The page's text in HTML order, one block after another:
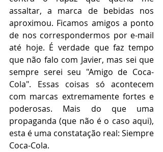
assaltar, a marca de bebidas nos
aproximou. Ficamos amigos a ponto
de nos correspondermos por e-mail
até hoje. É verdade que faz tempo
que não falo com Javier, mas sei que
sempre serei seu "Amigo de Coca-
Cola". Essas coisas só acontecem
com marcas extremamente fortes e
poderosas. Mais do que uma
propaganda (que não é o caso aqui),
esta é uma constatação real: Siempre
Coca-Cola.